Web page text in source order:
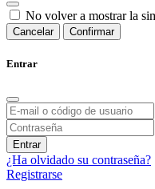
No volver a mostrar la
Cancelar Confirmar
Entrar
Entrar
¿Ha olvidado su contraseña?
Registrarse